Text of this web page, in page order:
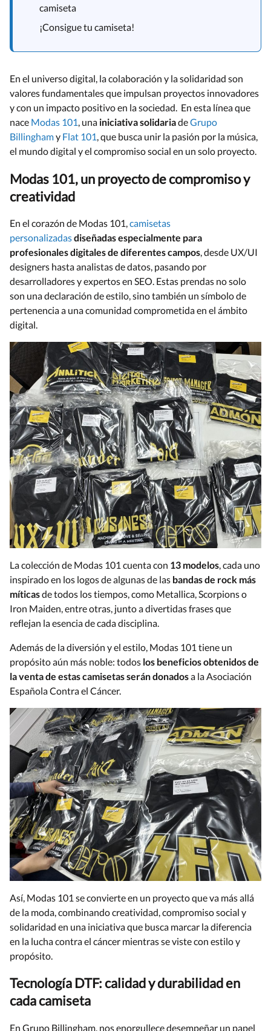
camiseta
¡Consigue tu camiseta!
En el universo digital, la colaboración y la solidaridad son
valores fundamentales que impulsan proyectos innovadores
y con un impacto positivo en la sociedad. En esta línea que
nace Modas 101, una iniciativa solidariadeGrupo
Billinghamy Flat 101, que busca unir la pasión por la música,
el mundo digital y el compromiso social en un solo proyecto.
Modas 101, un proyecto de compromiso y
creatividad
En el corazón de Modas 101,camisetas
personalizadasdiseñadas especialmente para
profesionales digitales de diferentes campos, desde UX/UI
designers hasta analistas de datos, pasando por
desarrolladores y expertos en SEO. Estas prendas no solo
son una declaración de estilo, sino también un símbolo de
pertenencia a una comunidad comprometida en el ámbito
digital.
La colección de Modas 101 cuenta con 13 modelos, cada uno
inspirado en los logos de algunas de las bandas de rock más
míticasde todos los tiempos, como Metallica, Scorpions o
Iron Maiden, entre otras, junto a divertidas frases que
reflejan la esencia de cada disciplina.
Además de la diversión y el estilo, Modas 101 tiene un
propósito aún más noble: todos los beneficios obtenidos de
la venta de estas camisetas serán donadosa la Asociación
Española Contra el Cáncer.
Así, Modas 101 se convierte en un proyecto que va más allá
de la moda, combinando creatividad, compromiso social y
solidaridad en una iniciativa que busca marcar la diferencia
en la lucha contra el cáncer mientras se viste con estilo y
propósito.
Tecnología DTF: calidad y durabilidad en
cada camiseta
En Grupo Billingham, nos enorgullece desempeñar un papel